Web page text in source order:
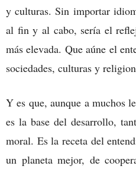
y culturas. Sin importar
al fin y al cabo, sería el
más elevada. Que aúne el
sociedades, culturas y
Y es que, aunque a muchos
es la base del desarrollo,
moral. Es la receta del
un planeta mejor, de